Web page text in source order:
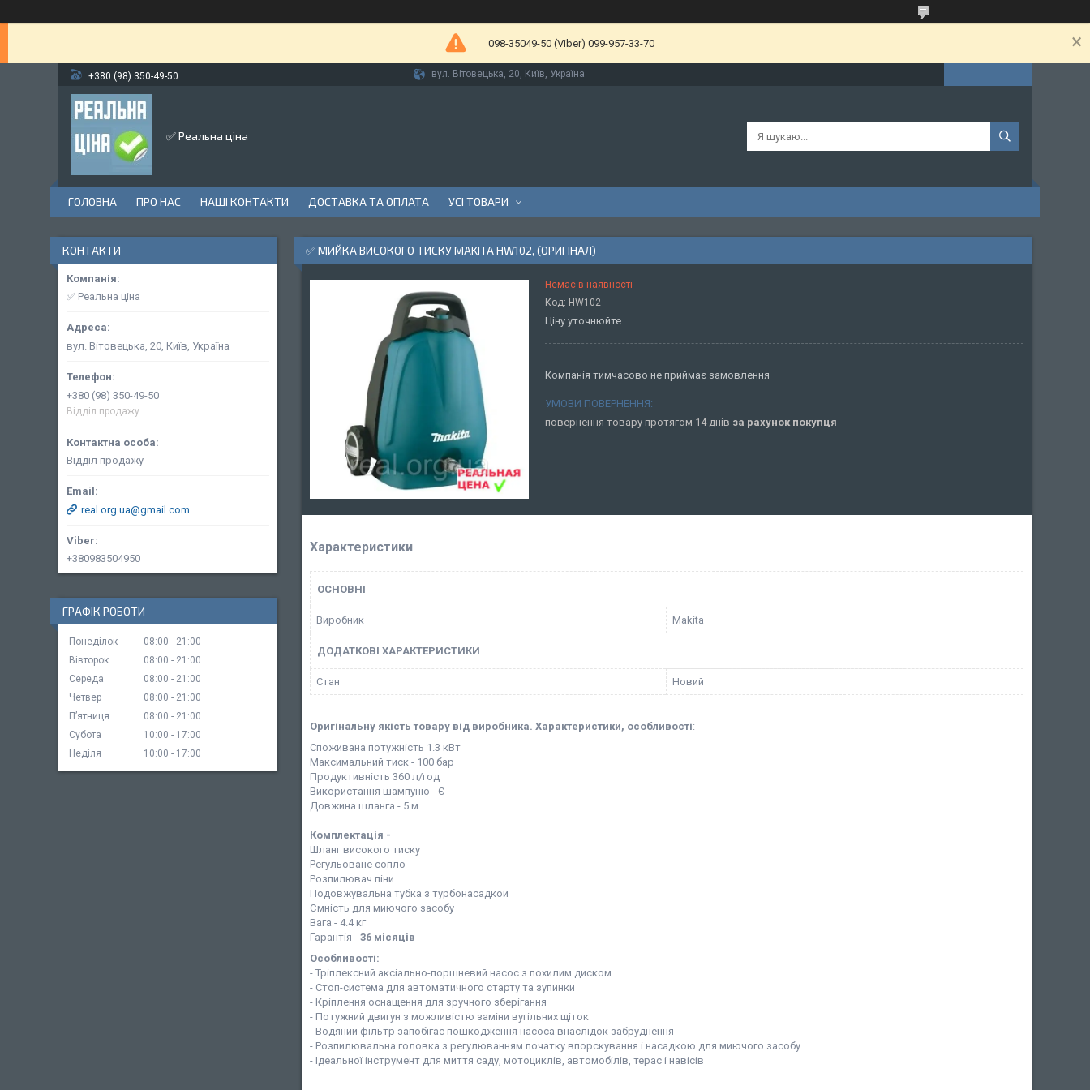
098-35049-50 (Viber) 099-957-33-70
+380 (98) 350-49-50 вул. Вітовецька, 20, Київ, Україна
✅ Реальна ціна
ГОЛОВНА ПРО НАС НАШІ КОНТАКТИ ДОСТАВКА ТА ОПЛАТА УСІ ТОВАРИ
✅ МИЙКА ВИСОКОГО ТИСКУ MAKITA HW102, (ОРИГІНАЛ)
Немає в наявності
Код: HW102
Ціну уточнюйте
Компанія тимчасово не приймає замовлення
повернення товару протягом 14 днів за рахунок покупця
Характеристики
ОСНОВНІ
Виробник Makita
ДОДАТКОВІ ХАРАКТЕРИСТИКИ
Стан Новий
Оригінальну якість товару від виробника. Характеристики, особливості:
Споживана потужність 1.3 кВт
Максимальний тиск - 100 бар
Продуктивність 360 л/год
Використання шампуню - Є
Довжина шланга - 5 м
Комплектація -
Шланг високого тиску
Регульоване сопло
Розпилювач піни
Подовжувальна тубка з турбонасадкой
Ємність для миючого засобу
Вага - 4.4 кг
Гарантія - 36 місяців
Особливості:
- Тріплексний аксіально-поршневий насос з похилим диском
- Стоп-система для автоматичного старту та зупинки
- Кріплення оснащення для зручного зберігання
- Потужний двигун з можливістю заміни вугільних щіток
- Водяний фільтр запобігає пошкодження насоса внаслідок забруднення
- Розпилювальна головка з регулюванням початку впорскування і насадкою для миючого засобу
- Ідеальної інструмент для миття саду, мотоциклів, автомобілів, терас і навісів
КОНТАКТИ
✅ Реальна ціна
вул. Вітовецька, 20, Київ, Україна
+380 (98) 350-49-50
Відділ продажу
Відділ продажу
real.org.ua@gmail.com
+380983504950
ГРАФІК РОБОТИ
Понеділок 08:00
21:00
Вівторок
08:00
21:00
Середа
08:00
21:00
Четвер
08:00
21:00
Пʼятниця
08:00
21:00
Субота
10:00
17:00
Неділя
10:00 17:00